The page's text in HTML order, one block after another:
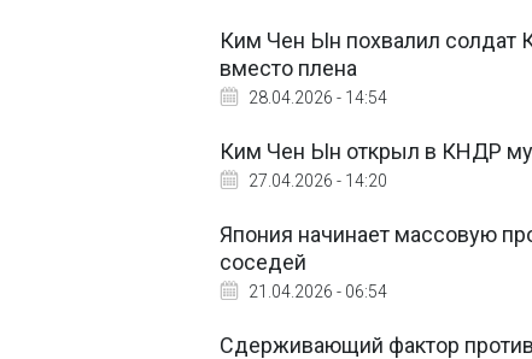
Ким Чен Ын похвалил солдат
вместо плена
28.04.2026 - 14:54
Ким Чен Ын открыл в КНДР
27.04.2026 - 14:20
Япония начинает массовую
соседей
21.04.2026 - 06:54
Сдерживающий фактор